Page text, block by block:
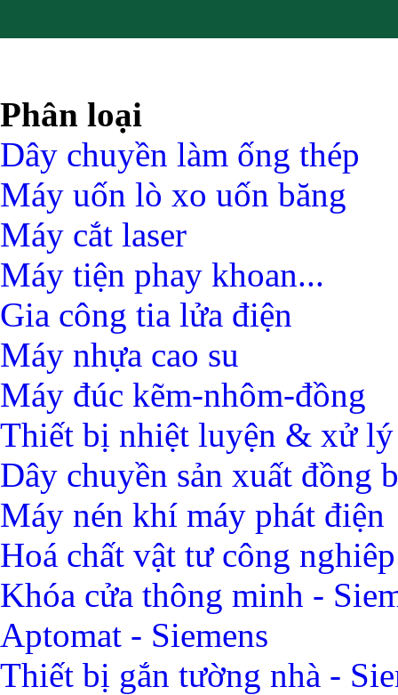
Phân loại
Dây chuyền làm ống thép
Máy uốn lò xo uốn băng
Máy cắt laser
Máy tiện phay khoan...
Gia công tia lửa điện
Máy nhựa cao su
Máy đúc kẽm-nhôm-đồng
Thiết bị nhiệt luyện & xử lý
Dây chuyền sản xuất đồng
Máy nén khí máy phát điện
Hoá chất vật tư công nghiêp
Khóa cửa thông minh -
Aptomat - Siemens
Thiết bị gắn tường nhà -